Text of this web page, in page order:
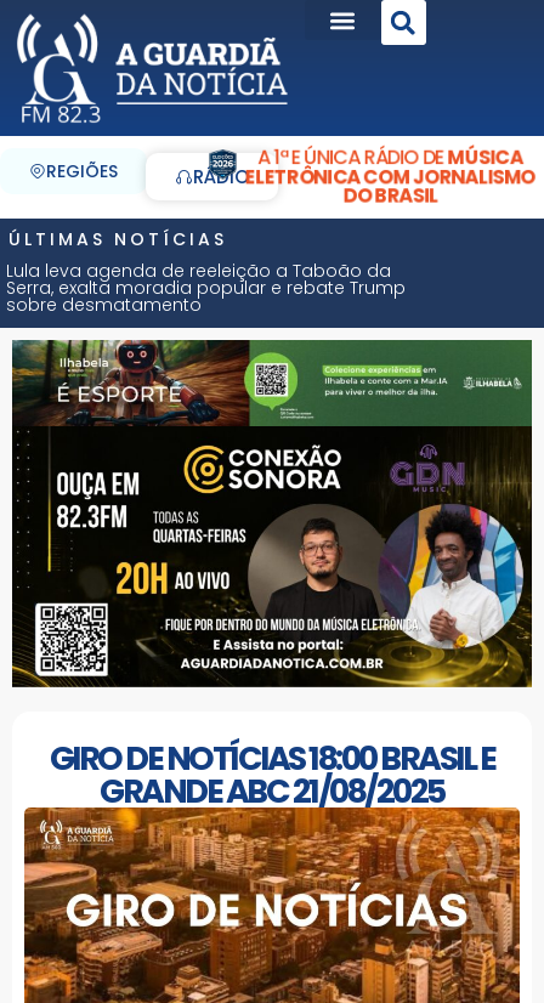
REGIÕES RÁDIO
A 1ª E ÚNICA RÁDIO DEMÚSICA
ELETRÔNICA COM JORNALISMO
DO BRASIL
ÚLTIMAS NOTÍCIAS
Lula leva agenda de reeleição a Taboão da
Serra, exalta moradia popular e rebate Trump
sobre desmatamento
GIRO DE NOTÍCIAS 18:00 BRASIL E
GRANDE ABC 21/08/2025